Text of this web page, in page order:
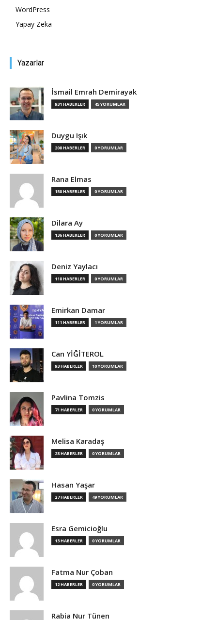
WordPress
Yapay Zeka
Yazarlar
İsmail Emrah Demirayak
931 HABERLER 45 YORUMLAR
Duygu Işık
208 HABERLER 0 YORUMLAR
Rana Elmas
150 HABERLER 0 YORUMLAR
Dilara Ay
136 HABERLER 0 YORUMLAR
Deniz Yaylacı
118 HABERLER 0 YORUMLAR
Emirkan Damar
111 HABERLER 1 YORUMLAR
Can YİĞİTEROL
93 HABERLER 10 YORUMLAR
Pavlina Tomzis
71 HABERLER 0 YORUMLAR
Melisa Karadaş
28 HABERLER 0 YORUMLAR
Hasan Yaşar
27 HABERLER 49 YORUMLAR
Esra Gemicioğlu
13 HABERLER 0 YORUMLAR
Fatma Nur Çoban
12 HABERLER 0 YORUMLAR
Rabia Nur Tünen